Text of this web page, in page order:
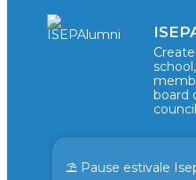
board
⛱️ Pause estivale